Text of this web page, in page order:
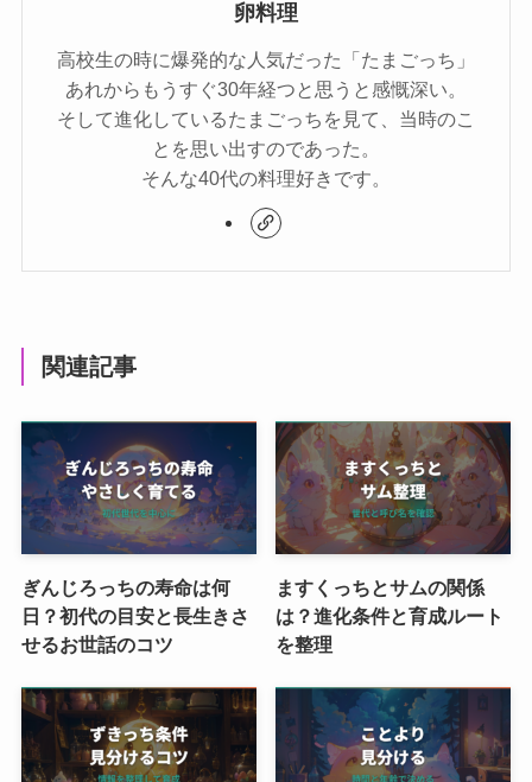
卵料理
高校生の時に爆発的な人気だった「たまごっち」
あれからもうすぐ30年経つと思うと感慨深い。
そして進化しているたまごっちを見て、当時のこ
とを思い出すのであった。
そんな40代の料理好きです。
関連記事
ぎんじろっちの寿命は何
日？初代の目安と長生きさ
せるお世話のコツ
ますくっちとサムの関係
は？進化条件と育成ルート
を整理